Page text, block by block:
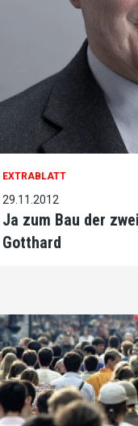
EXTRABLATT
29.11.2012
Ja zum Bau der
Gotthard